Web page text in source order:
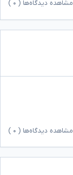
مشاهده دیدگاه‌ها ( ۰
مشاهده دیدگاه‌ها ( ۰